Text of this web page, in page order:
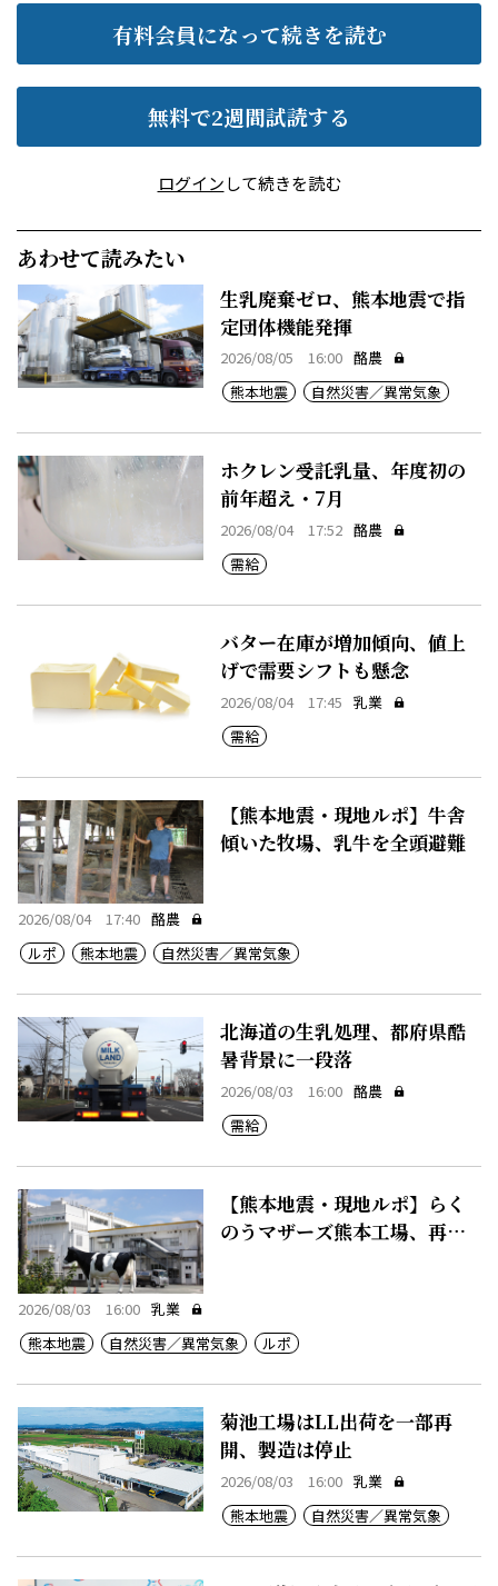
有料会員になって続きを読む
無料で2週間試読する
ログインして続きを読む
あわせて読みたい
生乳廃棄ゼロ、熊本地震で指
定団体機能発揮
2026/08/05 16:00 酪農
熊本地震
自然災害／異常気象
ホクレン受託乳量、年度初の
前年超え・7月
2026/08/04 17:52 酪農
需給
バター在庫が増加傾向、値上
げで需要シフトも懸念
2026/08/04 17:45 乳業
需給
【熊本地震・現地ルポ】牛舎
傾いた牧場、乳牛を全頭避難
2026/08/04 17:40 酪農
ルポ
熊本地震 自然災害／異常気象
北海道の生乳処理、都府県酷
暑背景に一段落
2026/08/03 16:00 酪農
需給
【熊本地震・現地ルポ】らく
のうマザーズ熊本工場、再稼
2026/08/03 16:00 乳業
熊本地震
自然災害／異常気象 ルポ
菊池工場はLL出荷を一部再
開、製造は停止
2026/08/03 16:00 乳業
熊本地震
自然災害／異常気象